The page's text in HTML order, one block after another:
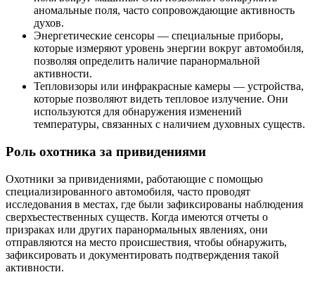
аномальные поля, часто сопровождающие активность
духов.
Энергетические сенсоры — специальные приборы,
которые измеряют уровень энергии вокруг автомобиля,
позволяя определить наличие паранормальной
активности.
Тепловизоры или инфракрасные камеры — устройства,
которые позволяют видеть тепловое излучение. Они
используются для обнаружения изменений
температуры, связанных с наличием духовных существ.
Роль охотника за привидениями
Охотники за привидениями, работающие с помощью
специализированного автомобиля, часто проводят
исследования в местах, где были зафиксированы наблюдения
сверхъестественных существ. Когда имеются отчеты о
призраках или других паранормальных явлениях, они
отправляются на место происшествия, чтобы обнаружить,
зафиксировать и документировать подтверждения такой
активности.